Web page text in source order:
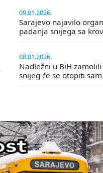
09.01.2026.
Sarajevo najavilo
padanja snijega sa
08.01.2026.
Nadležni u BiH
snijeg će se otopiti